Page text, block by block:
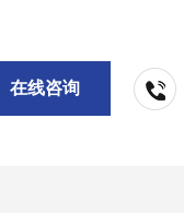
在线咨询